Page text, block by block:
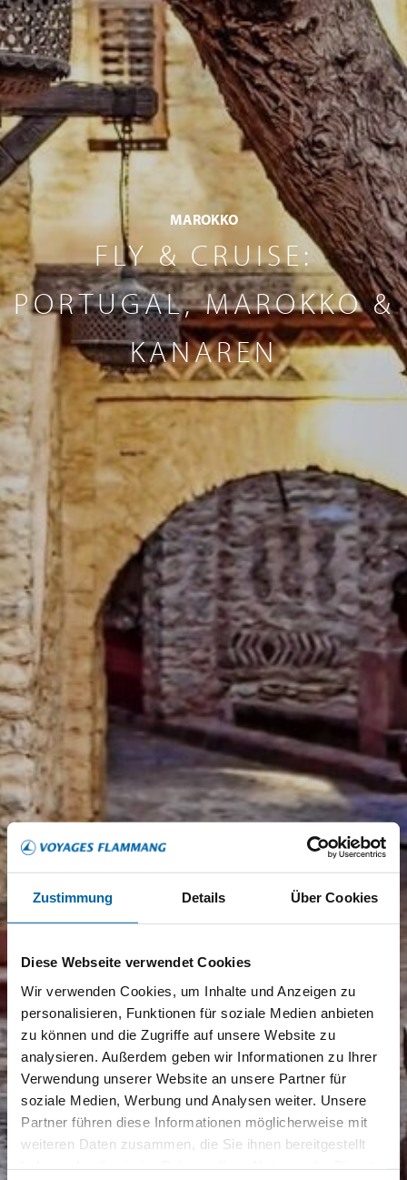
Zustimmung Details Über Cookies
Diese Webseite verwendet Cookies
Wir verwenden Cookies, um Inhalte und Anzeigen zu
personalisieren, Funktionen für soziale Medien anbieten
zu können und die Zugriffe auf unsere Website zu
analysieren. Außerdem geben wir Informationen zu Ihrer
Verwendung unserer Website an unsere Partner für
soziale Medien, Werbung und Analysen weiter. Unsere
Partner führen diese Informationen möglicherweise mit
weiteren Daten zusammen, die Sie ihnen bereitgestellt
MAROKKO
FLY & CRUISE:
PORTUGAL, MAROKKO &
KANAREN